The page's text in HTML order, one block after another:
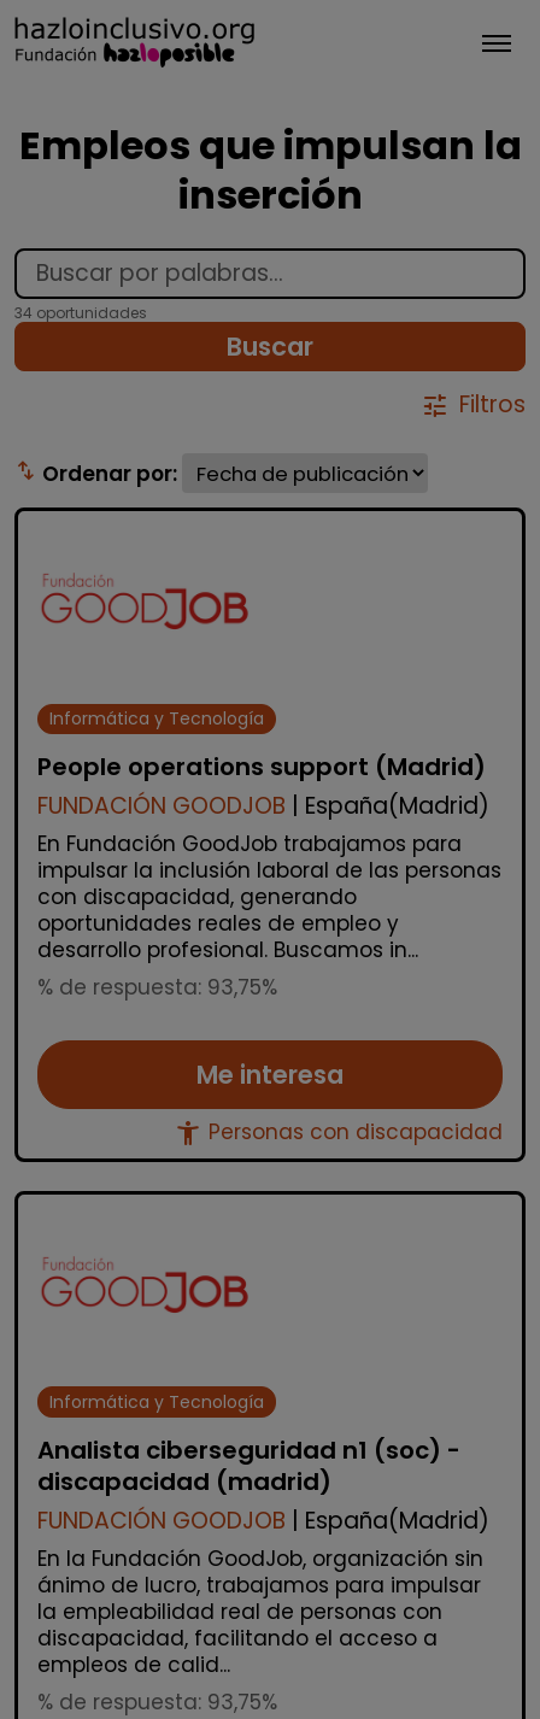
Empleos que impulsan la
inserción
34 oportunidades
Buscar
tune Filtros
swap_vert Ordenar por:
Informática y Tecnología
People operations support (Madrid)
FUNDACIÓN GOODJOB | España(Madrid)
En Fundación GoodJob trabajamos para
impulsar la inclusión laboral de las personas
con discapacidad, generando
oportunidades reales de empleo y
desarrollo profesional. Buscamos in...
% de respuesta: 93,75%
Me interesa
accessibility_new Personas con discapacidad
Informática y Tecnología
Analista ciberseguridad n1 (soc) -
discapacidad (madrid)
FUNDACIÓN GOODJOB | España(Madrid)
En la Fundación GoodJob, organización sin
ánimo de lucro, trabajamos para impulsar
la empleabilidad real de personas con
discapacidad, facilitando el acceso a
empleos de calid...
% de respuesta: 93,75%